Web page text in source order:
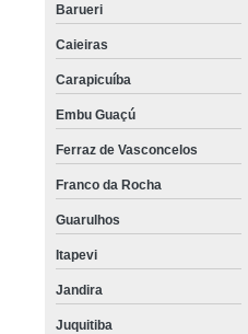
Barueri
Caieiras
Carapicuíba
Embu Guaçú
Ferraz de Vasconcelos
Franco da Rocha
Guarulhos
Itapevi
Jandira
Juquitiba